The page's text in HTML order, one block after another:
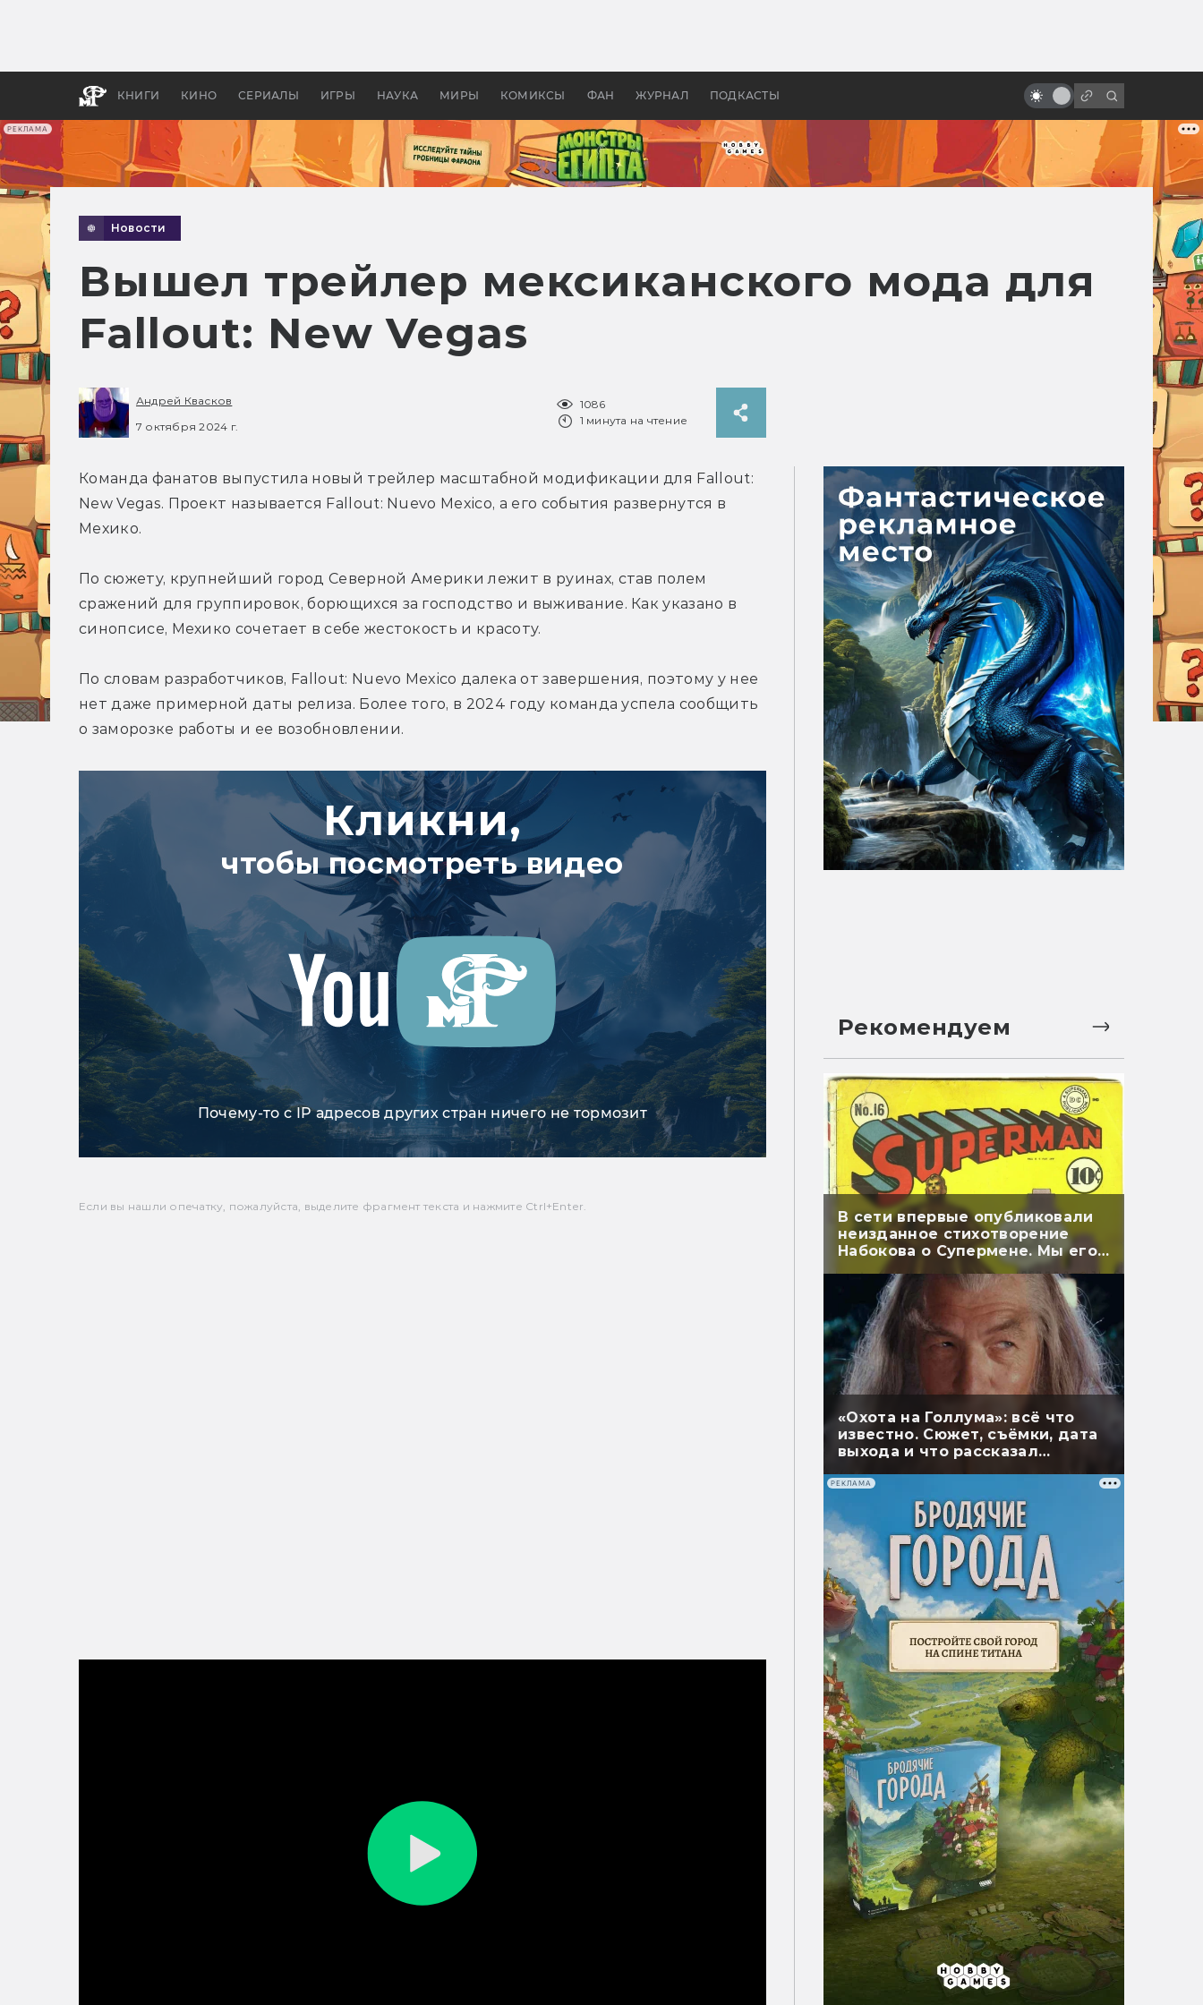
РЕКЛАМА
КНИГИ КИНО СЕРИАЛЫ ИГРЫ НАУКА МИРЫ КОМИКСЫ ФАН ЖУРНАЛ ПОДКАСТЫ
апокалипсис, в России —
бы «Властелина колец»
главное
Новости
Вышел трейлер мексиканского мода для
Fallout: New Vegas
Андрей Квасков
7 октября 2024 г.
1086
1 минута на чтение
Команда фанатов выпустила новый трейлер масштабной модификации для Fallout:
New Vegas. Проект называется Fallout: Nuevo Mexico, а его события развернутся в
Мехико.
По сюжету, крупнейший город Северной Америки лежит в руинах, став полем
сражений для группировок, борющихся за господство и выживание. Как указано в
синопсисе, Мехико сочетает в себе жестокость и красоту.
По словам разработчиков, Fallout: Nuevo Mexico далека от завершения, поэтому у нее
нет даже примерной даты релиза. Более того, в 2024 году команда успела сообщить
о заморозке работы и ее возобновлении.
Кликни,
чтобы посмотреть видео
Почему-то с IP адресов других стран ничего не тормозит
Если вы нашли опечатку, пожалуйста, выделите фрагмент текста и нажмите Ctrl+Enter.
Рекомендуем
В сети впервые опубликовали
неизданное стихотворение
Набокова о Супермене. Мы его
перевели
«Охота на Голлума»: всё что
известно. Сюжет, съёмки, дата
выхода и что рассказал
РЕКЛАМА